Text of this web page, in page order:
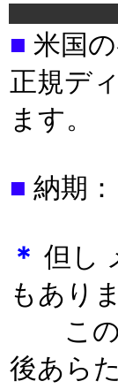
■ 米国
正規デ
ます。
■ 納期
＊ 但し
もあり
この
後あら